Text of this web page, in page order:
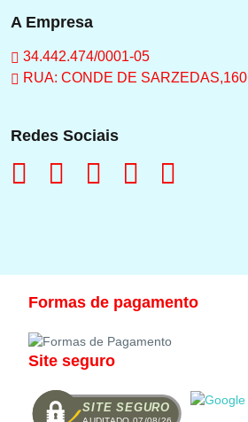
A Empresa
34.442.474/0001-05
RUA: CONDE DE SARZEDAS,160
Redes Sociais
Formas de pagamento
Site seguro
SITE SEGURO